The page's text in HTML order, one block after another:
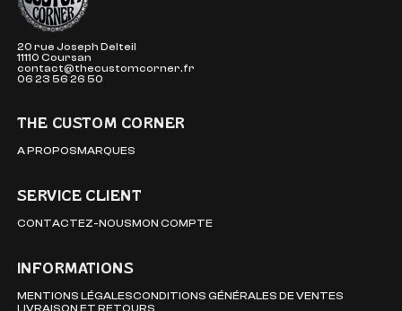
20 rue Joseph Delteil
11110 Coursan
contact@thecustomcorner.fr
06 23 56 26 50
THE CUSTOM CORNER
A PROPOSMARQUES
SERVICE CLIENT
CONTACTEZ-NOUSMON COMPTE
INFORMATIONS
MENTIONS LÉGALESCONDITIONS GÉNÉRALES DE VENTES
LIVRAISON ET RETOURS